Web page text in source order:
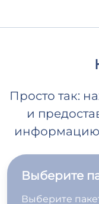
Просто так:
и
информацию
Выберите
Выберите